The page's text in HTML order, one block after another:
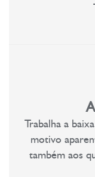
Floral de
Trabalha a fé
Proteção
Desfaz
Excelente
Desfaz
forças psíquicas
Trabalha a
motivo
também aos